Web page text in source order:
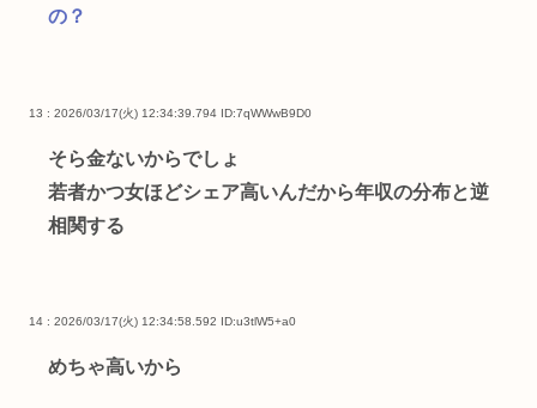
の？
13 : 2026/03/17(火) 12:34:39.794 ID:7qWWwB9D0
そら金ないからでしょ
若者かつ女ほどシェア高いんだから年収の分布と逆
相関する
14 : 2026/03/17(火) 12:34:58.592 ID:u3tlW5+a0
めちゃ高いから